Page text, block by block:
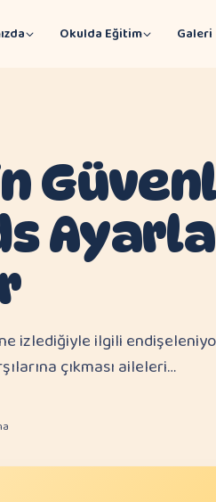
Okulda Eğitim Galeri
izlediğiyle ilgili
çıkması aileleri…